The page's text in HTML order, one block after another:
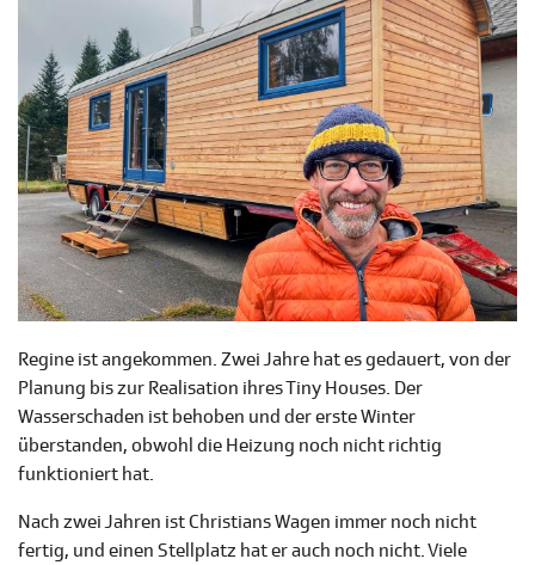
Regine ist angekommen. Zwei Jahre hat es gedauert, von der
Planung bis zur Realisation ihres Tiny Houses. Der
Wasserschaden ist behoben und der erste Winter
überstanden, obwohl die Heizung noch nicht richtig
funktioniert hat.
Nach zwei Jahren ist Christians Wagen immer noch nicht
fertig, und einen Stellplatz hat er auch noch nicht. Viele